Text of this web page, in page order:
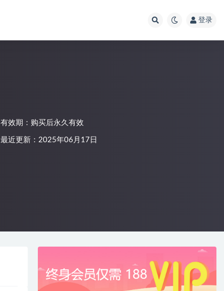
登录
有效期：购买后永久有效
最近更新：2025年06月17日